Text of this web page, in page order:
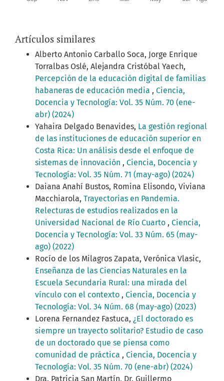
Artículos similares
Alberto Antonio Carballo Soca, Jorge Enrique
Torralbas Oslé, Alejandra Cristóbal Yaech,
Percepción de la educación digital de familias
habaneras de educación media , Ciencia,
Docencia y Tecnología: Vol. 35 Núm. 70 (ene-
abr) (2024)
Yahaira Delgado Benavides, La gestión regional
de las instituciones de educación superior en
Costa Rica: Un análisis desde el enfoque de
sistemas de innovación , Ciencia, Docencia y
Tecnología: Vol. 35 Núm. 71 (may-ago) (2024)
Daiana Anahí Bustos, Romina Elisondo, Viviana
Macchiarola, Trayectorias en Pandemia.
Relecturas de estudios realizados en la
Universidad Nacional de Río Cuarto , Ciencia,
Docencia y Tecnología: Vol. 33 Núm. 65 (may-
ago) (2022)
Rocío de los Milagros Zapata, Verónica Vlasic,
Enseñanza de las Ciencias Naturales en la
Escuela Secundaria Rural: una mirada del
vínculo con el contexto , Ciencia, Docencia y
Tecnología: Vol. 34 Núm. 68 (may-ago) (2023)
Lorena Fernandez Fastuca, ¿El doctorado es
siempre un trayecto solitario? Estudio de caso
de un doctorado que se piensa como
comunidad de práctica , Ciencia, Docencia y
Tecnología: Vol. 35 Núm. 70 (ene-abr) (2024)
Dra. Patricia San Martín, Dr. Guillermo